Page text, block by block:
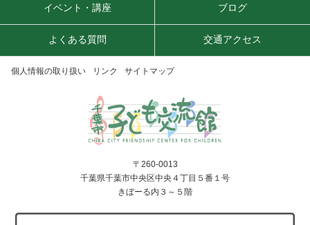
イベント・講座 ブログ
よくある質問 交通アクセス
個人情報の取り扱い リンク サイトマップ
〒260-0013
千葉県千葉市中央区中央４丁目５番１号
きぼーる内３～５階